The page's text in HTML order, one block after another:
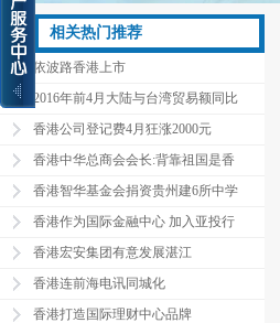
相关热门推荐
依波路香港上市
2016年前4月大陆与台湾贸易额同比
香港公司登记费4月狂涨2000元
香港中华总商会会长:背靠祖国是香
香港智华基金会捐资贵州建6所中学
香港作为国际金融中心 加入亚投行
香港宏安集团有意发展湛江
香港连前海电讯同城化
香港打造国际理财中心品牌